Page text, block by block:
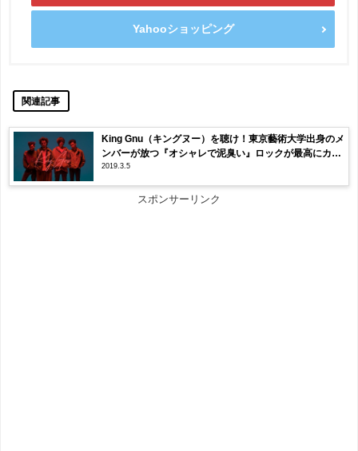
Yahooショッピング
関連記事
King Gnu（キングヌー）を聴け！東京藝術大学出身のメ
ンバーが放つ『オシャレで泥臭い』ロックが最高にカッ
コイイ！
2019.3.5
スポンサーリンク